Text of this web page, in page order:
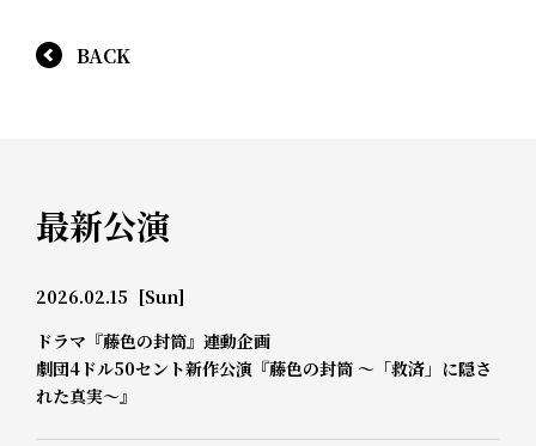
BACK
最新公演
2026.02.15 [Sun]
ドラマ『藤色の封筒』連動企画
劇団4ドル50セント新作公演『藤色の封筒 ～「救済」に隠さ
れた真実～』